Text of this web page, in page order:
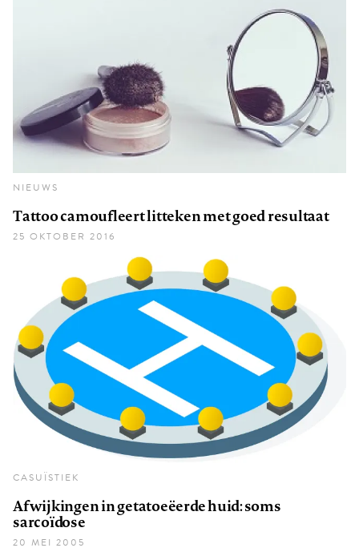
NIEUWS
Tattoo camoufleert litteken met goed resultaat
25 OKTOBER 2016
CASUÏSTIEK
Afwijkingen in getatoeëerde huid: soms
sarcoïdose
20 MEI 2005